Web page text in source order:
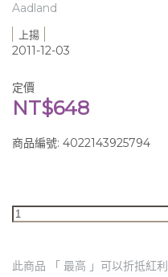
Aadland
上揚
2011-12-03
定價
NT$648
商品編號: 4022143925794
此商品 「 最高 」可以折抵紅利